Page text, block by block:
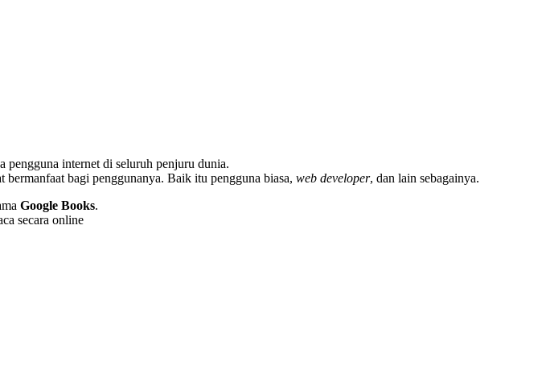
pengguna internet di seluruh penjuru dunia.
bagi penggunanya. Baik itu pengguna biasa, web developer, dan lain sebagainya.
Google Books.
secara online